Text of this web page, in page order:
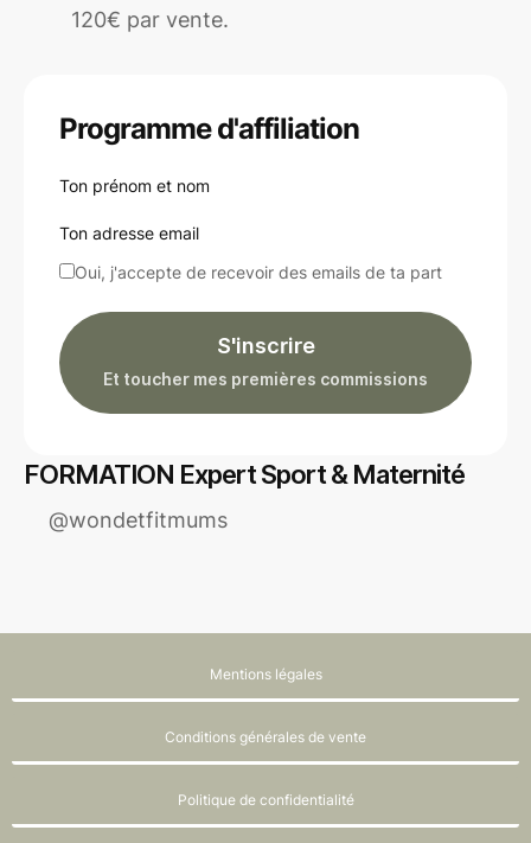
120€ par vente.
Programme d'affiliation
Ton prénom et nom
Ton adresse email
Oui, j'accepte de recevoir des emails de ta part
S'inscrire
Et toucher mes premières commissions
FORMATION Expert Sport & Maternité
@wondetfitmums
Mentions légales
Conditions générales de vente
Politique de confidentialité